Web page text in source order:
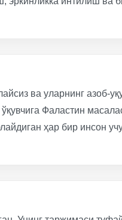
ва уларнинг азоб-
Фаластин
ҳар бир инсон